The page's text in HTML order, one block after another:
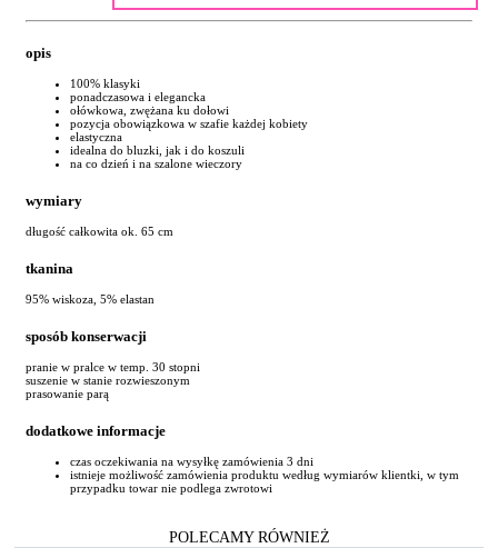
opis
100% klasyki
ponadczasowa i elegancka
ołówkowa, zwężana ku dołowi
pozycja obowiązkowa w szafie każdej kobiety
elastyczna
idealna do bluzki, jak i do koszuli
na co dzień i na szalone wieczory
wymiary
długość całkowita ok. 65 cm
tkanina
95% wiskoza, 5% elastan
sposób konserwacji
pranie w pralce w temp. 30 stopni
suszenie w stanie rozwieszonym
prasowanie parą
dodatkowe informacje
czas oczekiwania na wysyłkę zamówienia 3 dni
istnieje możliwość zamówienia produktu według wymiarów klientki, w tym
przypadku towar nie podlega zwrotowi
POLECAMY RÓWNIEŻ